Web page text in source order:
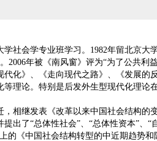
社会学专业班学习。1982年留北京大
年被《南风窗》评为“为了公共利益
》、《走向现代之路》、《发展的
理论。特别是后发外生型现代化理论
相继发表《改革以来中国社会结构的
出了“总体性社会”、“总体性资本”、“
的《中国社会结构转型的中近期趋势和